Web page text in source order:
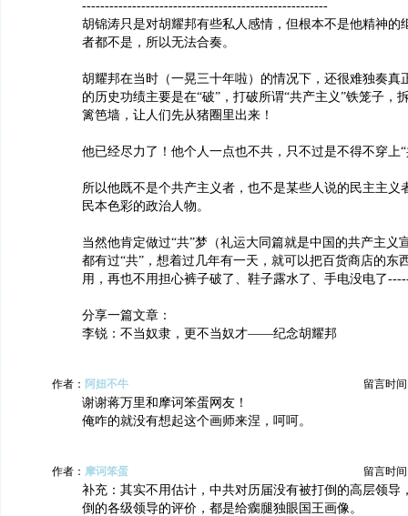
------------------------------------------------------
胡锦涛只是对胡耀邦有些私人感情，但根本不是他精神的
者都不是，所以无法合奏。
胡耀邦在当时（一晃三十年啦）的情况下，还很难独奏真
的历史功绩主要是在“破”，打破所谓“共产主义”铁笼子，
篱笆墙，让人们先从猪圈里出来！
他已经尽力了！他个人一点也不共，只不过是不得不穿上
所以他既不是个共产主义者，也不是某些人说的民主主义
民本色彩的政治人物。
当然他肯定做过“共”梦（礼运大同篇就是中国的共产主义
都有过“共”，想着过几年有一天，就可以把百货商店的东
用，再也不用担心裤子破了、鞋子露水了、手电没电了
分享一篇文章：
李锐：不当奴隶，更不当奴才——纪念胡耀邦
作者： 阿妞不牛 留言时间
谢谢蒋万里和摩诃笨蛋网友！
俺咋的就没有想起这个画师来涅，呵呵。
作者： 摩诃笨蛋 留言时间
补充：其实不用估计，中共对历届没有被打倒的高层领导
倒的各级领导的评价，都是给瘸腿独眼国王画像。